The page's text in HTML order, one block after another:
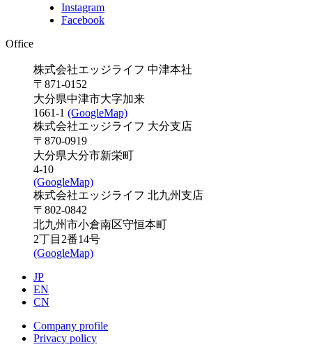
Instagram
Facebook
Office
株式会社エッジライフ 中津本社
〒871-0152
大分県中津市大字加来
1661-1 (GoogleMap)
株式会社エッジライフ 大分支店
〒870-0919
大分県大分市新栄町
4-10
(GoogleMap)
株式会社エッジライフ 北九州支店
〒802-0842
北九州市小倉南区守恒本町
2丁目2番14号
(GoogleMap)
JP
EN
CN
Company profile
Privacy policy